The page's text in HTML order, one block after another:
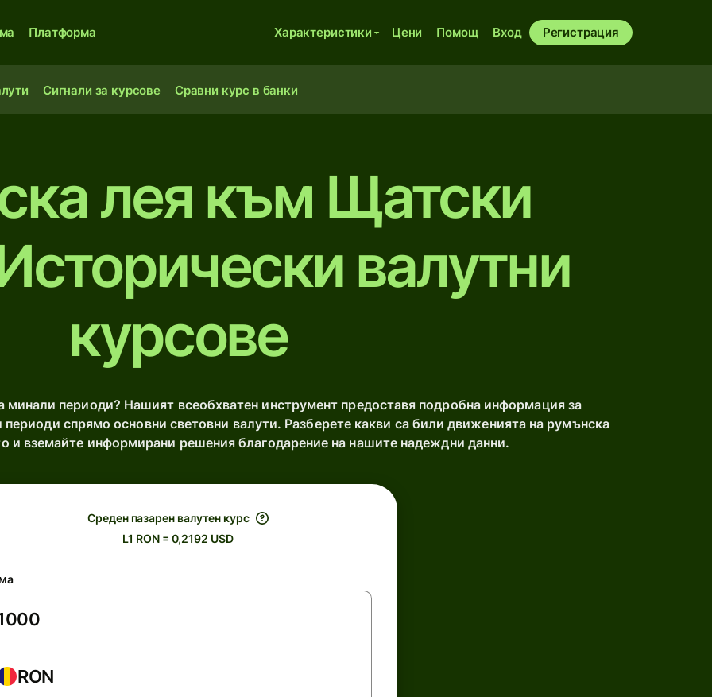
Платформа Характеристики Цени Помощ Вход Регистрация
Сигнали за курсове Сравни курс в банки
лея към Щатски
валутни
курсове
минали периоди? Нашият всеобхватен инструмент предоставя подробна информация за
спрямо основни световни валути. Разберете какви са били движенията на румънска
и вземайте информирани решения благодарение на нашите надеждни данни.
Среден пазарен валутен курс
L1 RON = 0,2192 USD
RON